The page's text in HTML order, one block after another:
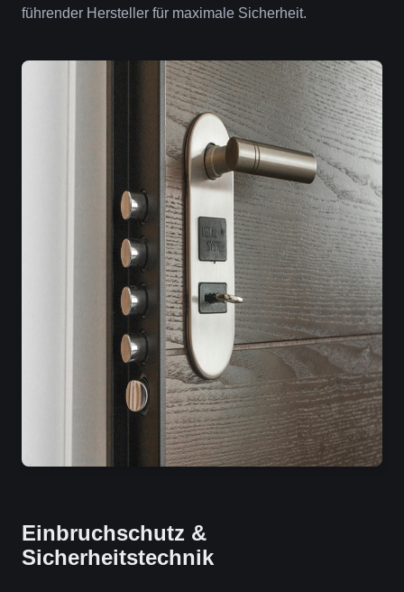
führender Hersteller für maximale Sicherheit.
Einbruchschutz &
Sicherheitstechnik